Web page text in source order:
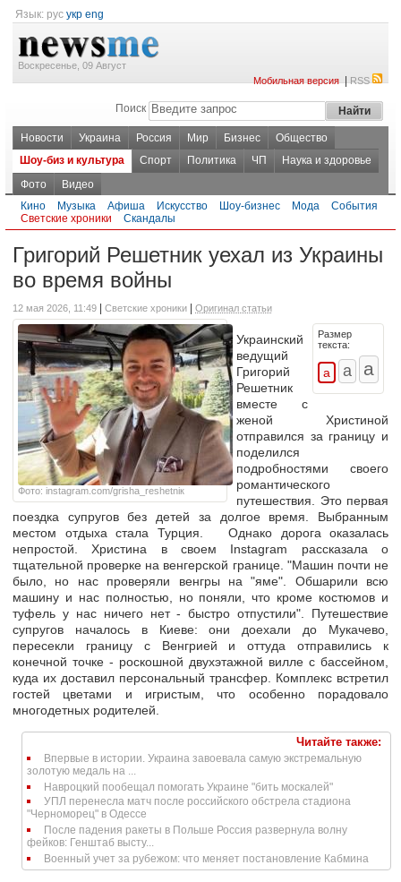
Язык: рус укр eng
Воскресенье, 09 Август
Мобильная версия|RSS
Поиск
Новости Украина Россия Мир Бизнес
Общество
Шоу-биз и культура
Спорт Политика ЧП
Наука и здоровье
Фото
Видео
Кино
Музыка Афиша Искусство Шоу-бизнес Мода
События
Светские хроники
Скандалы
Григорий Решетник уехал из Украины
во время войны
12 мая 2026, 11:49 Светские хроники Оригинал статьи
Фото: instagram.com/grisha_reshetniк
Размер
текста:
Украинский
ведущий
Григорий
Решетник
вместе с
женой Христиной
отправился за границу и
поделился
подробностями своего
романтического
путешествия. Это первая
поездка супругов без детей за долгое время. Выбранным
местом отдыха стала Турция. Однако дорога оказалась
непростой. Христина в своем Instagram рассказала о
тщательной проверке на венгерской границе. "Машин почти не
было, но нас проверяли венгры на "яме". Обшарили всю
машину и нас полностью, но поняли, что кроме костюмов и
туфель у нас ничего нет - быстро отпустили". Путешествие
супругов началось в Киеве: они доехали до Мукачево,
пересекли границу с Венгрией и оттуда отправились к
конечной точке - роскошной двухэтажной вилле с бассейном,
куда их доставил персональный трансфер. Комплекс встретил
гостей цветами и игристым, что особенно порадовало
многодетных родителей.
Читайте также:
Впервые в истории. Украина завоевала самую экстремальную
золотую медаль на ...
Навроцкий пообещал помогать Украине "бить москалей"
УПЛ перенесла матч после российского обстрела стадиона
"Черноморец" в Одессе
После падения ракеты в Польше Россия развернула волну
фейков: Генштаб высту...
Военный учет за рубежом: что меняет постановление Кабмина